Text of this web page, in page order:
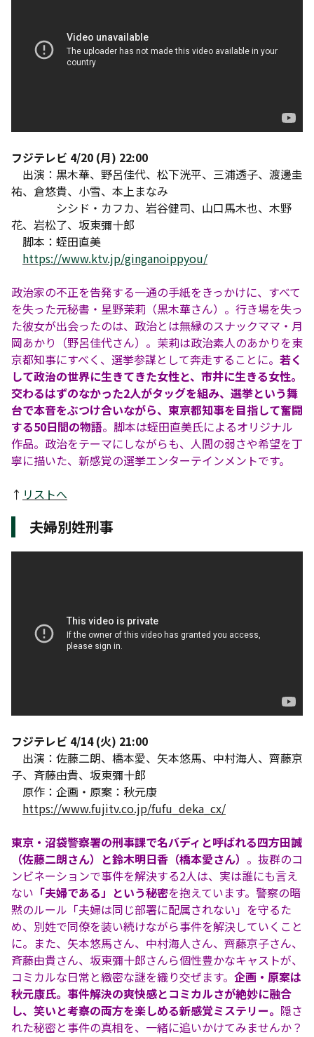
フジテレビ 4/20 (月) 22:00
出演：黒木華、野呂佳代、松下洸平、三浦透子、渡邊圭
祐、倉悠貴、小雪、本上まなみ
シシド・カフカ、岩谷健司、山口馬木也、木野
花、岩松了、坂東彌十郎
脚本：蛭田直美
https://www.ktv.jp/ginganoippyou/
政治家の不正を告発する一通の手紙をきっかけに、すべて
を失った元秘書・星野茉莉（黒木華さん）。行き場を失っ
た彼女が出会ったのは、政治とは無縁のスナックママ・月
岡あかり（野呂佳代さん）。茉莉は政治素人のあかりを東
京都知事にすべく、選挙参謀として奔走することに。 若く
して政治の世界に生きてきた女性と、市井に生きる女性。
交わるはずのなかった2人がタッグを組み、選挙という舞
台で本音をぶつけ合いながら、東京都知事を目指して奮闘
する50日間の物語。脚本は蛭田直美氏によるオリジナル
作品。政治をテーマにしながらも、人間の弱さや希望を丁
寧に描いた、新感覚の選挙エンターテインメントです。
↑ リストへ
夫婦別姓刑事
フジテレビ 4/14 (火) 21:00
出演：佐藤二朗、橋本愛、矢本悠馬、中村海人、齊藤京
子、斉藤由貴、坂東彌十郎
原作：企画・原案：秋元康
https://www.fujitv.co.jp/fufu_deka_cx/
東京・沼袋警察署の刑事課で名バディと呼ばれる四方田誠
（佐藤二朗さん）と鈴木明日香（橋本愛さん） 。抜群のコ
ンビネーションで事件を解決する2人は、実は誰にも言え
ない 「夫婦である」という秘密を抱えています。警察の暗
黙のルール「夫婦は同じ部署に配属されない」を守るた
め、別姓で同僚を装い続けながら事件を解決していくこと
に。また、矢本悠馬さん、中村海人さん、齊藤京子さん、
斉藤由貴さん、坂東彌十郎さんら個性豊かなキャストが、
コミカルな日常と緻密な謎を織り交ぜます。 企画・原案は
秋元康氏。事件解決の爽快感とコミカルさが絶妙に融合
し、笑いと考察の両方を楽しめる新感覚ミステリー。 隠さ
れた秘密と事件の真相を、一緒に追いかけてみませんか？